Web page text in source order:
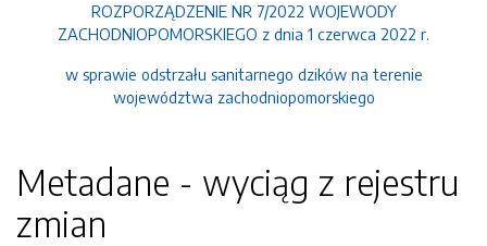
ROZPORZĄDZENIE NR 7/2022 WOJEWODY
ZACHODNIOPOMORSKIEGO z dnia 1 czerwca 2022 r.
w sprawie odstrzału sanitarnego dzików na terenie
województwa zachodniopomorskiego
Metadane - wyciąg z rejestru
zmian